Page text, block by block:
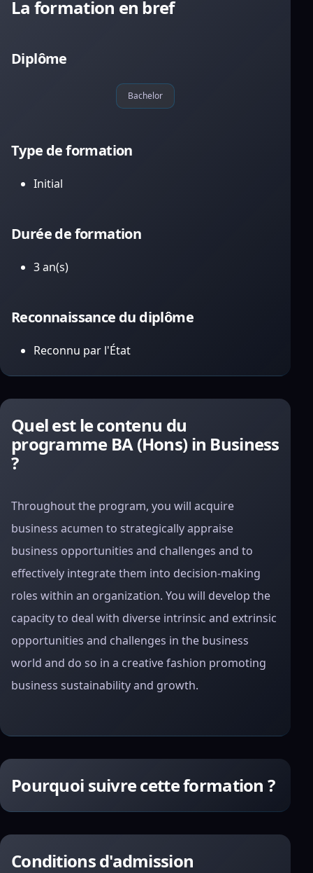
La formation en bref
Diplôme
Bachelor
Type de formation
Initial
Durée de formation
3 an(s)
Reconnaissance du diplôme
Reconnu par l'État
Quel est le contenu du
programme BA (Hons) in Business
?
Throughout the program, you will acquire
business acumen to strategically appraise
business opportunities and challenges and to
effectively integrate them into decision-making
roles within an organization. You will develop the
capacity to deal with diverse intrinsic and extrinsic
opportunities and challenges in the business
world and do so in a creative fashion promoting
business sustainability and growth.
Pourquoi suivre cette formation ?
Conditions d'admission